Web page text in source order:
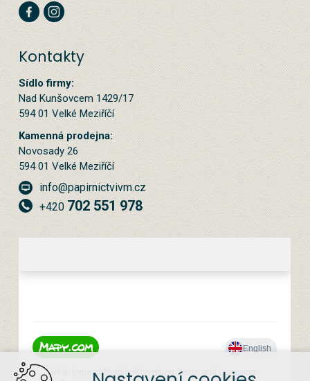
Kontakty
Sídlo firmy:
Nad Kunšovcem 1429/17
594 01 Velké Meziříčí
Kamenná prodejna:
Novosady 26
594 01 Velké Meziříčí
info@papirnictvivm.cz
+420 702 551 978